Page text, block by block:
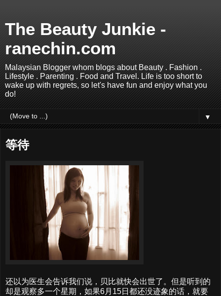
The Beauty Junkie -
ranechin.com
Malaysian Blogger whom blogs about Beauty . Fashion .
Lifestyle . Parenting . Food and Travel. Life is too short to
wake up with regrets, so let's have fun and enjoy what you
do!
▼
等待
还以为医生会告诉我们说，贝比就快会出世了。但是听到的
却是观察多一个星期，如果6月15日都还没迹象的话，就要